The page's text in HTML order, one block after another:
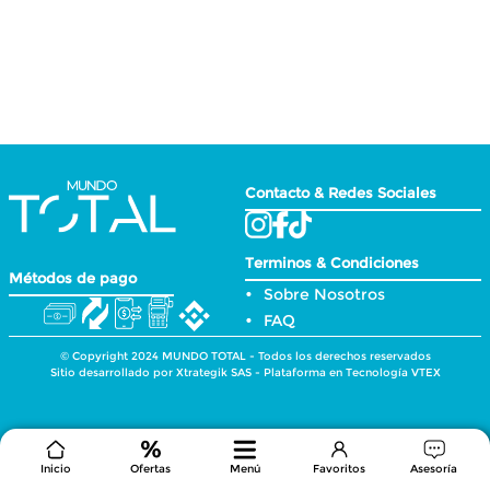
Inicio Ofertas Menú Favoritos Asesoría